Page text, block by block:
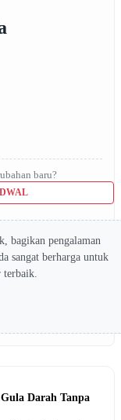
baru?
bagikan pengalaman
sangat berharga untuk
Darah Tanpa